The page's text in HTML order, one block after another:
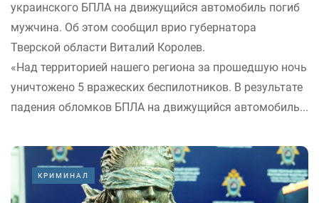
украинского БПЛА на движущийся автомобиль погиб
мужчина. Об этом сообщил врио губернатора
Тверской области Виталий Королев.
«Над территорией нашего региона за прошедшую ночь
уничтожено 5 вражеских беспилотников. В результате
падения обломков БПЛА на движущийся автомобиль...
КРИМИНАЛ